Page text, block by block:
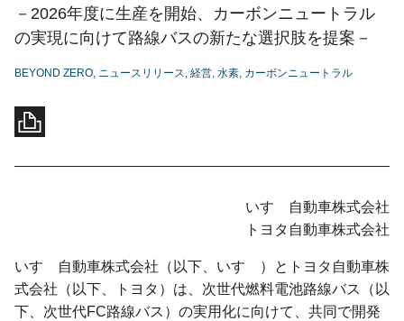
－2026年度に生産を開始、カーボンニュートラル
の実現に向けて路線バスの新たな選択肢を提案－
BEYOND ZERO ニュースリリース 経営 水素 カーボンニュートラル
いすゞ自動車株式会社
トヨタ自動車株式会社
いすゞ自動車株式会社（以下、いすゞ）とトヨタ自動車株
式会社（以下、トヨタ）は、次世代燃料電池路線バス（以
下、次世代FC路線バス）の実用化に向けて、共同で開発